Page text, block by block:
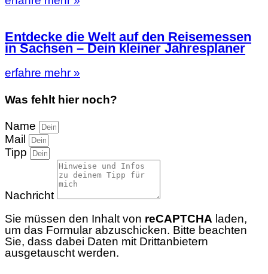
Entdecke die Welt auf den Reisemessen
in Sachsen – Dein kleiner Jahresplaner
erfahre mehr »
Was fehlt hier noch?
Name
Mail
Tipp
Nachricht
Sie müssen den Inhalt von reCAPTCHA laden,
um das Formular abzuschicken. Bitte beachten
Sie, dass dabei Daten mit Drittanbietern
ausgetauscht werden.